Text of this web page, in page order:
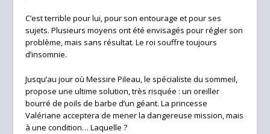
C’est terrible pour lui, pour son entourage et pour ses
sujets. Plusieurs moyens ont été envisagés pour régler son
problème, mais sans résultat. Le roi souffre toujours
d’insomnie.
Jusqu’au jour où Messire Pileau, le spécialiste du sommeil,
propose une ultime solution, très risquée : un oreiller
bourré de poils de barbe d’un géant. La princesse
Valériane acceptera de mener la dangereuse mission, mais
à une condition… Laquelle ?